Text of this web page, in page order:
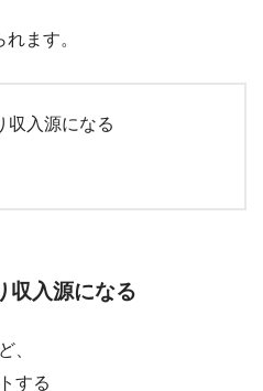
ます。
収入源になる
収入源になる
、
する